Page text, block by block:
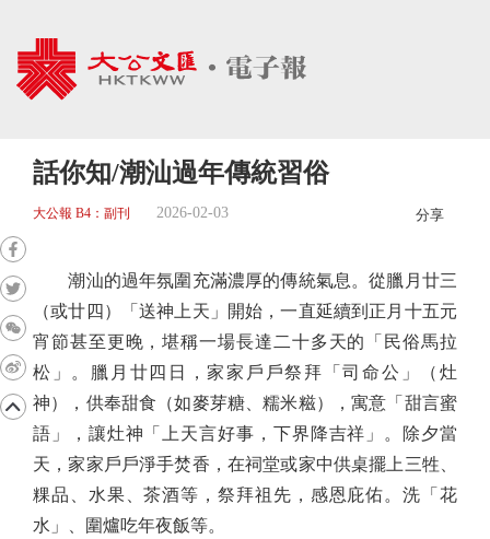
話你知/潮汕過年傳統習俗
大公報 B4：副刊 2026-02-03 分享
潮汕的過年氛圍充滿濃厚的傳統氣息。從臘月廿三
（或廿四）「送神上天」開始，一直延續到正月十五元
宵節甚至更晚，堪稱一場長達二十多天的「民俗馬拉
松」。臘月廿四日，家家戶戶祭拜「司命公」（灶
神），供奉甜食（如麥芽糖、糯米糍），寓意「甜言蜜
語」，讓灶神「上天言好事，下界降吉祥」。除夕當
天，家家戶戶淨手焚香，在祠堂或家中供桌擺上三牲、
粿品、水果、茶酒等，祭拜祖先，感恩庇佑。洗「花
水」、圍爐吃年夜飯等。